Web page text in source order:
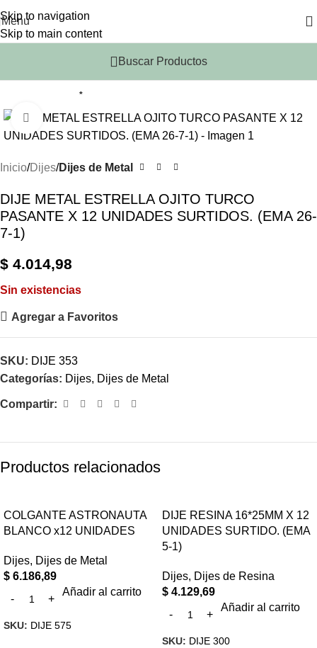
Skip to navigation
Skip to main content
Menu
Buscar Productos
*
Click to enlarge
Inicio Dijes Dijes de Metal
DIJE METAL ESTRELLA OJITO TURCO
PASANTE X 12 UNIDADES SURTIDOS. (EMA 26-
7-1)
$ 4.014,98
Sin existencias
Agregar a Favoritos
SKU: DIJE 353
Categorías: Dijes, Dijes de Metal
Compartir:
Productos relacionados
COLGANTE ASTRONAUTA
BLANCO x12 UNIDADES
Dijes, Dijes de Metal
$ 6.186,89
Añadir al carrito
SKU: DIJE 575
DIJE RESINA 16*25MM X 12
UNIDADES SURTIDO. (EMA
5-1)
Dijes, Dijes de Resina
$ 4.129,69
Añadir al carrito
SKU: DIJE 300